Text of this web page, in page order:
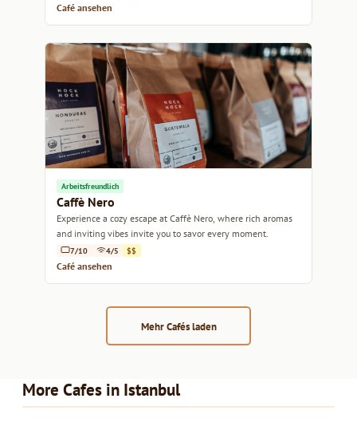
Café ansehen
Arbeitsfreundlich
Caffè Nero
Experience a cozy escape at Caffè Nero, where rich aromas
and inviting vibes invite you to savor every moment.
7/10 4/5 $$
Café ansehen
Mehr Cafés laden
More Cafes in Istanbul